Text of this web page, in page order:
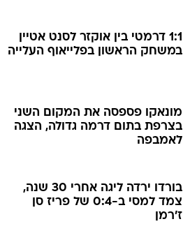
1:1 דרמטי בין אוקזר לסנט אטיין
במשחק הראשון בפלייאוף העלייה
מונאקו פספסה את המקום השני
בצרפת בתום דרמה גדולה, הצגה
לאמבפה
בורדו ירדה ליגה אחרי 30 שנה,
צמד למסי ב-0:4 של פריז סן
ז'רמן